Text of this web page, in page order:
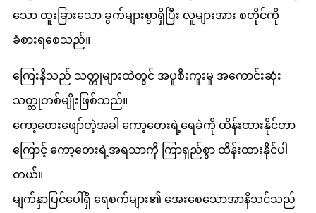
သော ထူးခြားသော ခွက်များစွာရှိပြီး လူများအား စတိုင်ကို
ခံစားရစေသည်။
ကြေးနီသည် သတ္တုများထဲတွင် အပူစီးကူးမှု အကောင်းဆုံး
သတ္တုတစ်မျိုးဖြစ်သည်။
ကော့တေးဖျော်တဲ့အခါ ကော့တေးရဲ့ရေခဲကို ထိန်းထားနိုင်တာ
ကြောင့် ကော့တေးရဲ့အရသာကို ကြာရှည်စွာ ထိန်းထားနိုင်ပါ
တယ်။
မျက်နှာပြင်ပေါ်ရှိ ရေစက်များ၏ အေးစေသောအာနိသင်သည်